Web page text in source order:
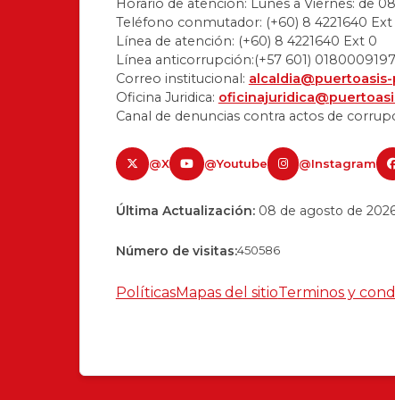
Horario de atención: Lunes a Viernes: de
Teléfono conmutador: (+60) 8 4221640 Ext
Línea de atención: (+60) 8 4221640 Ext 0
Línea anticorrupción:(+57 601)
Correo institucional:
Oficina Juridica:
Canal de denuncias contra actos de
@X @Youtube @Instagram
Última Actualización: 08 de agosto de
Número de visitas:450586
PolíticasMapas del sitioTerminos y